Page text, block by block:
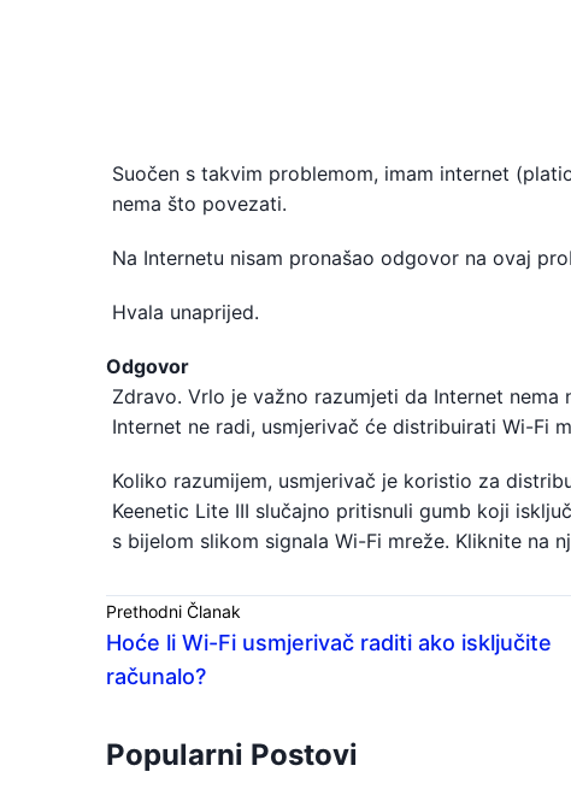
Suočen s takvim problemom, imam internet
nema što povezati.
Na Internetu nisam pronašao odgovor na ovaj
Hvala unaprijed.
Odgovor
Zdravo. Vrlo je važno razumjeti da Internet
Internet ne radi, usmjerivač će distribuirati Wi-Fi
Koliko razumijem, usmjerivač je koristio za
Keenetic Lite III slučajno pritisnuli gumb koji
s bijelom slikom signala Wi-Fi mreže. Kliknite na
Prethodni Članak
Hoće li Wi-Fi usmjerivač raditi ako isključite
računalo?
Popularni Postovi